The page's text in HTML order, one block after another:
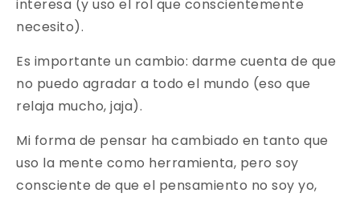
interesa (y uso el rol que conscientemente
necesito).
Es importante un cambio: darme cuenta de que
no puedo agradar a todo el mundo (eso que
relaja mucho, jaja).
Mi forma de pensar ha cambiado en tanto que
uso la mente como herramienta, pero soy
consciente de que el pensamiento no soy yo,